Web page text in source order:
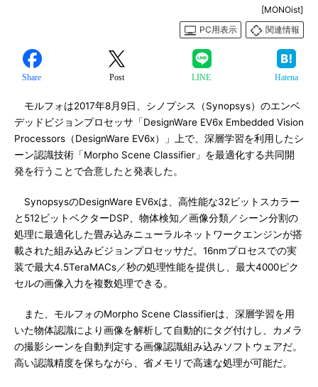
[MONOist]
PC用表示
関連情報
Share Post LINE Hatena
モルフォは2017年8月9日、シノプシス（Synopsys）のエンベ
デッドビジョンプロセッサ「DesignWare EV6x Embedded Vision
Processors（DesignWare EV6x）」上で、深層学習を利用したシ
ーン認識技術「Morpho Scene Classifier」を最適化する共同開
発を行うことで合意したと発表した。
SynopsysのDesignWare EV6xは、高性能な32ビットスカラー
と512ビットベクターDSP、物体検知／画像分類／シーン分割の
処理に最適化した畳み込みニューラルネットワークエンジンが搭
載された組み込みビジョンプロセッサだ。16nmプロセスでの実
装で最大4.5TeraMACs／秒の処理性能を提供し、最大4000ピク
セルの画像入力を複数処理できる。
また、モルフォのMorpho Scene Classifierは、深層学習を用
いた物体認識により画像を解析して自動的にタグ付けし、カメラ
の撮影シーンを自動判定する画像認識組み込みソフトウェアだ。
高い認識精度を保ちながら、省メモリで高速な処理が可能だ。